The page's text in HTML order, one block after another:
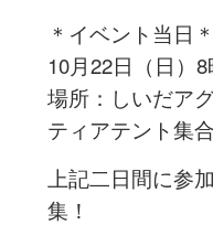
＊イベント当日＊
10月22日（日）
場所：しいだア
ティアテント集合
上記二日間に参
集！